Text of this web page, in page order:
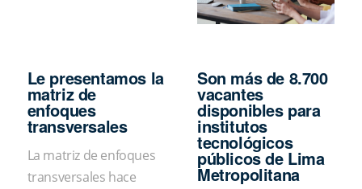
Le presentamos la
matriz de
enfoques
transversales
La matriz de enfoques
transversales hace
Son más de 8.700
vacantes
disponibles para
institutos
tecnológicos
públicos de Lima
Metropolitana